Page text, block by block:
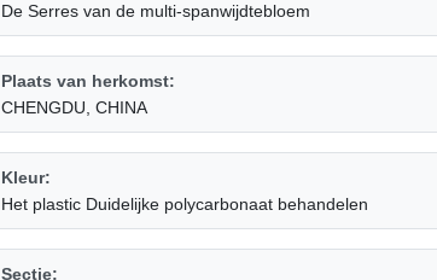
De Serres van de multi-spanwijdtebloem
Plaats van herkomst:
CHENGDU, CHINA
Kleur:
Het plastic Duidelijke polycarbonaat behandelen
Sectie: